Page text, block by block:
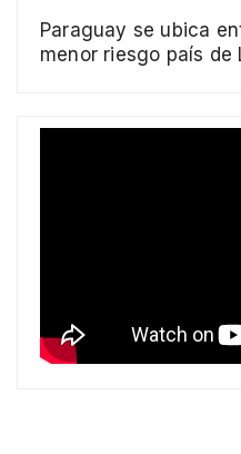
Paraguay se ubica
menor riesgo país de